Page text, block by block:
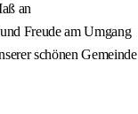
an
Freude am Umgang
schönen Gemeinde